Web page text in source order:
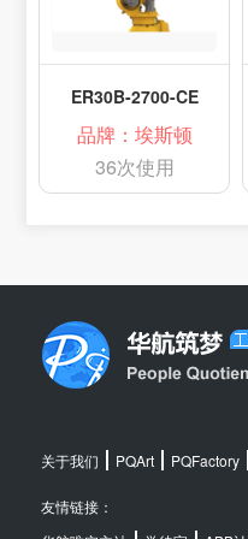
ER30B-2700-CE
品牌：埃斯顿
36次使用
关于我们 PQArt PQFactory
友情链接：